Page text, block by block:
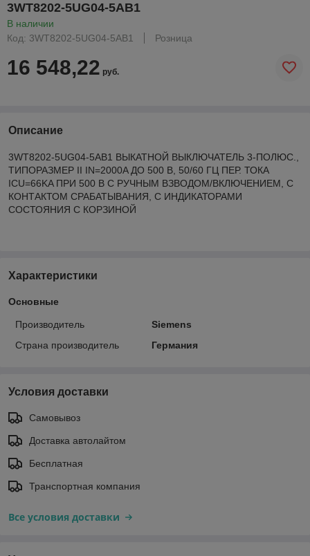
3WT8202-5UG04-5AB1
В наличии
Код: 3WT8202-5UG04-5AB1
Розница
16 548,22 руб.
Описание
3WT8202-5UG04-5AB1 ВЫКАТНОЙ ВЫКЛЮЧАТЕЛЬ 3-ПОЛЮС.,
ТИПОРАЗМЕР II IN=2000A ДО 500 В, 50/60 ГЦ ПЕР. ТОКА
ICU=66KA ПРИ 500 В С РУЧНЫМ ВЗВОДОМ/ВКЛЮЧЕНИЕМ, С
КОНТАКТОМ СРАБАТЫВАНИЯ, С ИНДИКАТОРАМИ
СОСТОЯНИЯ С КОРЗИНОЙ
Характеристики
Основные
Производитель
Siemens
Страна производитель
Германия
Условия доставки
Самовывоз
Доставка автолайтом
Бесплатная
Транспортная компания
Все условия доставки